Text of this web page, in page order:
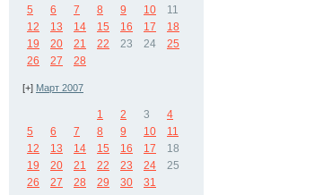
5
6 7 8 9 10
11
12
13 14 15 16 17
18
19
20 21 22 23 24
25
26
27 28
[+] Март 2007
1 2 3
4
5
6 7 8 9 10
11
12
13 14 15 16 17
18
19
20 21 22 23 24
25
26
27 28 29 30 31